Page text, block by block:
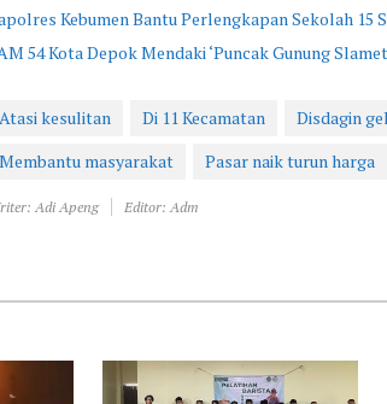
Kebumen Bantu Perlengkapan Sekolah 15
54 Kota Depok Mendaki ‘Puncak Gunung
Atasi kesulitan Di 11 Kecamatan
Disdagin
Membantu masyarakat
Pasar naik turun harga
Adi Apeng Editor: Adm